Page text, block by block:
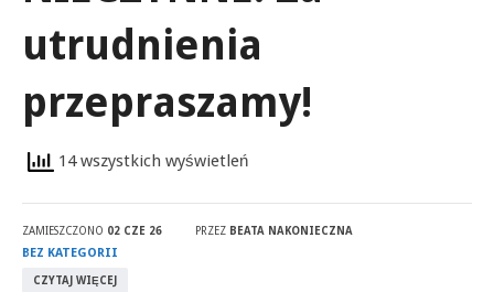
utrudnienia
przepraszamy!
14 wszystkich wyświetleń
ZAMIESZCZONO 02 CZE 26 PRZEZ BEATA NAKONIECZNA
BEZ KATEGORII
CZYTAJ WIĘCEJ